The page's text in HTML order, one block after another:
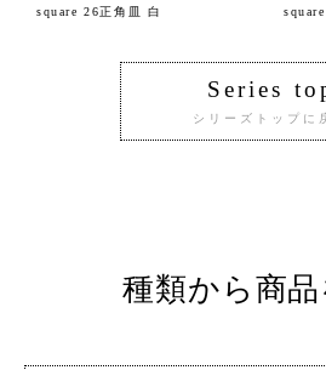
square 26正角皿 白
Series
シリーズトップに
種類から商